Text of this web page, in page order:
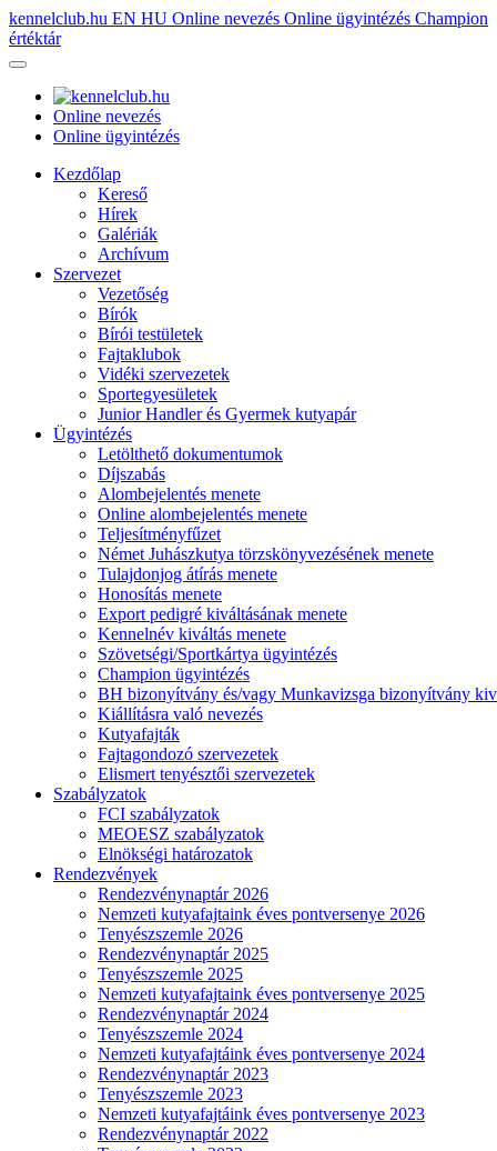
kennelclub.hu EN HU Online nevezés Online ügyintézés Champion
értéktár
Online nevezés
Online ügyintézés
Kezdőlap
Kereső
Hírek
Galériák
Archívum
Szervezet
Vezetőség
Bírók
Bírói testületek
Fajtaklubok
Vidéki szervezetek
Sportegyesületek
Junior Handler és Gyermek kutyapár
Ügyintézés
Letölthető dokumentumok
Díjszabás
Alombejelentés menete
Online alombejelentés menete
Teljesítményfűzet
Német Juhászkutya törzskönyvezésének menete
Tulajdonjog átírás menete
Honosítás menete
Export pedigré kiváltásának menete
Kennelnév kiváltás menete
Szövetségi/Sportkártya ügyintézés
Champion ügyintézés
BH bizonyítvány és/vagy Munkavizsga bizonyítvány
Kiállításra való nevezés
Kutyafajták
Fajtagondozó szervezetek
Elismert tenyésztői szervezetek
Szabályzatok
FCI szabályzatok
MEOESZ szabályzatok
Elnökségi határozatok
Rendezvények
Rendezvénynaptár 2026
Nemzeti kutyafajtaink éves pontversenye 2026
Tenyészszemle 2026
Rendezvénynaptár 2025
Tenyészszemle 2025
Nemzeti kutyafajtaink éves pontversenye 2025
Rendezvénynaptár 2024
Tenyészszemle 2024
Nemzeti kutyafajtáink éves pontversenye 2024
Rendezvénynaptár 2023
Tenyészszemle 2023
Nemzeti kutyafajtáink éves pontversenye 2023
Rendezvénynaptár 2022